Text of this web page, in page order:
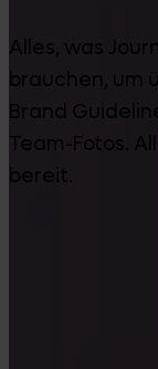
Alles, was
brauchen, um
Brand
Team-Fotos.
bereit.